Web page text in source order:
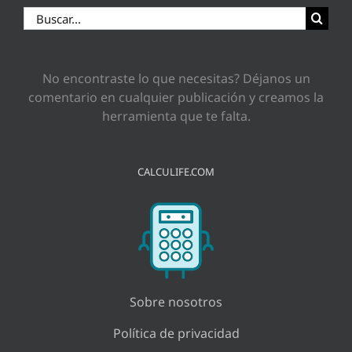
Buscar:
No encontraste lo que necesitas? Déjanos un
comentario en cualquier publicación y creamos la
herramienta que te falta.
CALCULIFE.COM
Sobre nosotros
Política de privacidad